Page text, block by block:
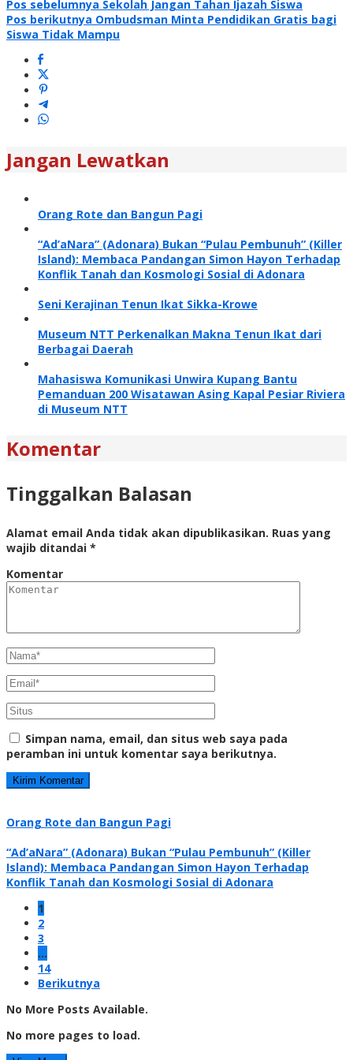
Navigasi
pos
Pos sebelumnya Sekolah Jangan Tahan Ijazah Siswa
Pos berikutnya Ombudsman Minta Pendidikan Gratis bagi
Siswa Tidak Mampu
Jangan Lewatkan
Orang Rote dan Bangun Pagi
“Ad’aNara” (Adonara) Bukan “Pulau Pembunuh” (Killer
Island): Membaca Pandangan Simon Hayon Terhadap
Konflik Tanah dan Kosmologi Sosial di Adonara
Seni Kerajinan Tenun Ikat Sikka-Krowe
Museum NTT Perkenalkan Makna Tenun Ikat dari
Berbagai Daerah
Mahasiswa Komunikasi Unwira Kupang Bantu
Pemanduan 200 Wisatawan Asing Kapal Pesiar Riviera
di Museum NTT
Komentar
Tinggalkan Balasan
Alamat email Anda tidak akan dipublikasikan. Ruas yang
wajib ditandai *
Komentar
Simpan nama, email, dan situs web saya pada
peramban ini untuk komentar saya berikutnya.
Orang Rote dan Bangun Pagi
“Ad’aNara” (Adonara) Bukan “Pulau Pembunuh” (Killer
Island): Membaca Pandangan Simon Hayon Terhadap
Konflik Tanah dan Kosmologi Sosial di Adonara
1
2
3
…
14
Berikutnya
No More Posts Available.
No more pages to load.